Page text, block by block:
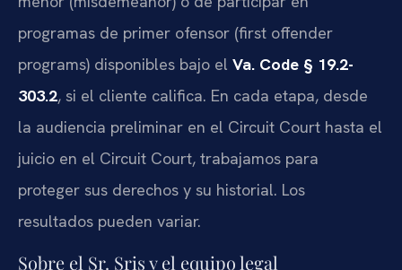
programas de primer ofensor (first offender
programs) disponibles bajo el Va. Code § 19.2-
303.2, si el cliente califica. En cada etapa, desde
la audiencia preliminar en el Circuit Court hasta el
juicio en el Circuit Court, trabajamos para
proteger sus derechos y su historial. Los
resultados pueden variar.
Sobre el Sr. Sris y el equipo legal